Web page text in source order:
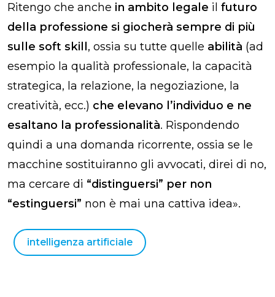
Ritengo che anche in ambito legale il futuro
della professione si giocherà sempre di più
sulle soft skill , ossia su tutte quelle abilità (ad
esempio la qualità professionale, la capacità
strategica, la relazione, la negoziazione, la
creatività, ecc.) che elevano l’individuo e ne
esaltano la professionalità. Rispondendo
quindi a una domanda ricorrente, ossia se le
macchine sostituiranno gli avvocati, direi di no,
ma cercare di “distinguersi” per non
“estinguersi” non è mai una cattiva idea».
intelligenza artificiale